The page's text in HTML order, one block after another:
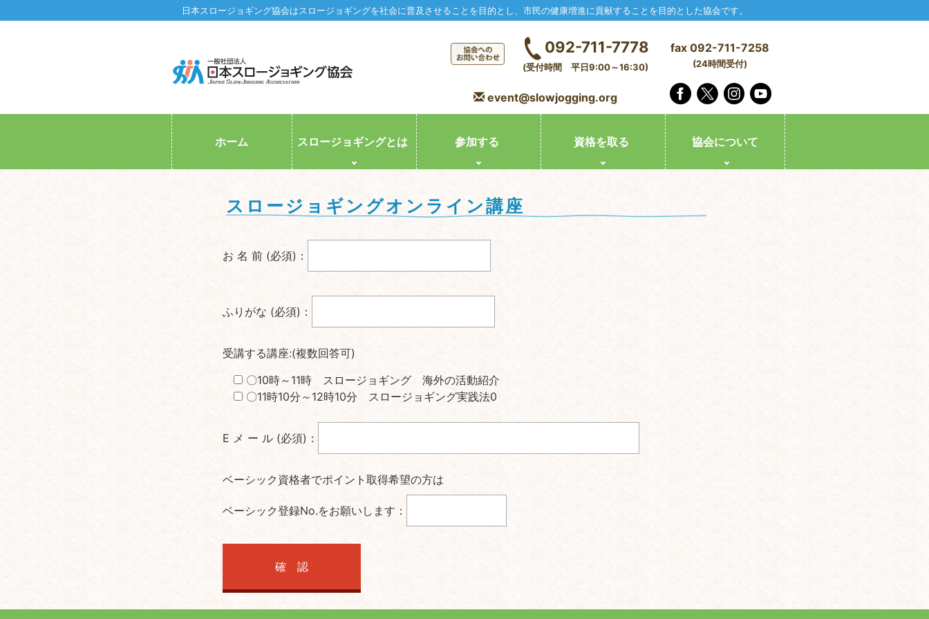
日本スロージョギング協会はスロージョギングを社会に普及させることを目的とし、市民の健康増進に貢献することを目的とした協会です。
092-711-7778
(受付時間 平日9:00～16:30)
fax 092-711-7258
(24時間受付)
event@slowjogging.org
ホーム スロージョギングとは 参加する 資格を取る 協会について
スロージョギングオンライン講座
お 名 前 (必須)：
ふりがな (必須)：
受講する講座:(複数回答可)
〇10時～11時 スロージョギング 海外の活動紹介
〇11時10分～12時10分 スロージョギング実践法0
E メ ー ル (必須)：
ベーシック資格者でポイント取得希望の方は
ベーシック登録No.をお願いします：